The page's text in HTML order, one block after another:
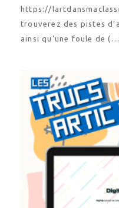
https://
trouverez des pistes
ainsi qu’une foule de